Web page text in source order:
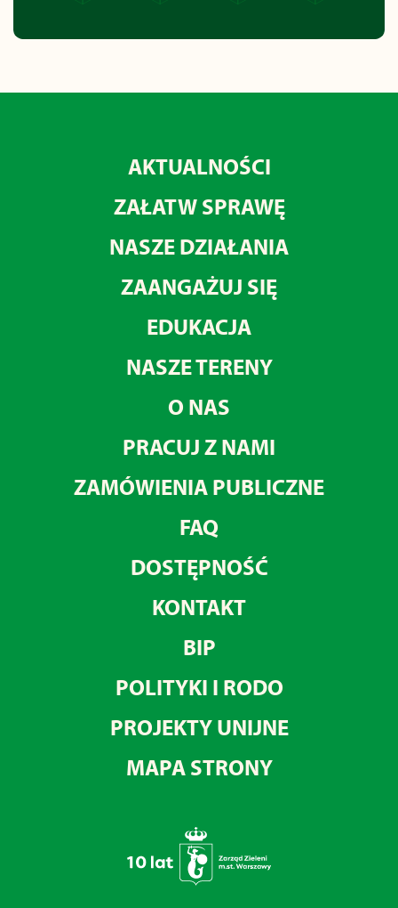
AKTUALNOŚCI
ZAŁATW SPRAWĘ
NASZE DZIAŁANIA
ZAANGAŻUJ SIĘ
EDUKACJA
NASZE TERENY
O NAS
PRACUJ Z NAMI
ZAMÓWIENIA PUBLICZNE
FAQ
DOSTĘPNOŚĆ
KONTAKT
BIP
POLITYKI I RODO
PROJEKTY UNIJNE
MAPA STRONY